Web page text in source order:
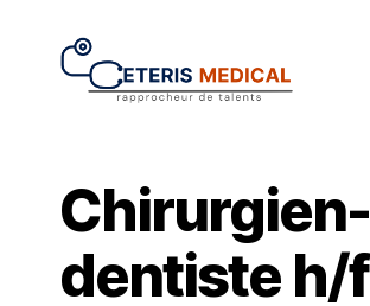
Chirurgien-
dentiste h/f